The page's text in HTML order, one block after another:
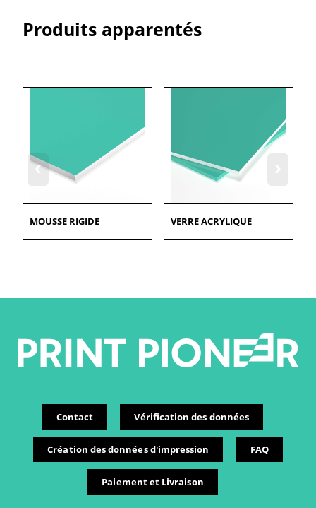
Produits apparentés
‹
MOUSSE RIGIDE VERRE ACRYLIQUE
Contact Vérification des données
Création des données d'impression FAQ
Paiement et Livraison